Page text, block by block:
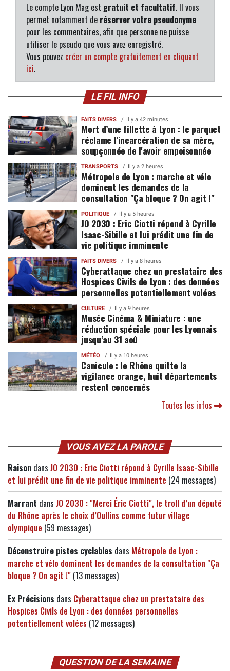
Le compte Lyon Mag est gratuit et facultatif. Il vous
permet notamment de réserver votre pseudonyme
pour les commentaires, afin que personne ne puisse
utiliser le pseudo que vous avez enregistré.
Vous pouvez créer un compte gratuitement en cliquant
ici.
LE FIL INFO
FAITS DIVERS Il y a 42 minutes
Mort d’une fillette à Lyon : le parquet
réclame l’incarcération de sa mère,
soupçonnée de l'avoir empoisonnée
TRANSPORTS Il y a 2 heures
Métropole de Lyon : marche et vélo
dominent les demandes de la
consultation "Ça bloque ? On agit !"
POLITIQUE Il y a 5 heures
JO 2030 : Eric Ciotti répond à Cyrille
Isaac-Sibille et lui prédit une fin de
vie politique imminente
FAITS DIVERS Il y a 8 heures
Cyberattaque chez un prestataire des
Hospices Civils de Lyon : des données
personnelles potentiellement volées
CULTURE Il y a 9 heures
Musée Cinéma & Miniature : une
réduction spéciale pour les Lyonnais
jusqu’au 31 aoû
MÉTÉO Il y a 10 heures
Canicule : le Rhône quitte la
vigilance orange, huit départements
restent concernés
Toutes les infos
VOUS AVEZ LA PAROLE
Raison dans JO 2030 : Eric Ciotti répond à Cyrille Isaac-Sibille
et lui prédit une fin de vie politique imminente (24 messages)
Marrant dans JO 2030 : "Merci Éric Ciotti", le troll d’un député
du Rhône après le choix d’Oullins comme futur village
olympique (59 messages)
Déconstruire pistes cyclables dans Métropole de Lyon :
marche et vélo dominent les demandes de la consultation "Ça
bloque ? On agit !" (13 messages)
Ex Précisions dans Cyberattaque chez un prestataire des
Hospices Civils de Lyon : des données personnelles
potentiellement volées (12 messages)
QUESTION DE LA SEMAINE